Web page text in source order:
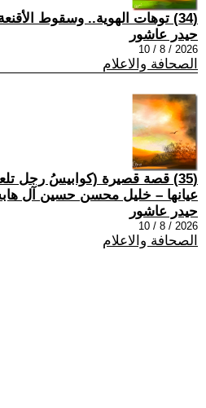
(34) توهات الهوية.. وسقوط الأقنعة.. ووهم البطل
حيدر عاشور
2026 / 8 / 10
الصحافة والاعلام
(35) قصة قصيرة (كوابيسُ رجل
عيانها – خليل محسن حسين آل
حيدر عاشور
2026 / 8 / 10
الصحافة والاعلام